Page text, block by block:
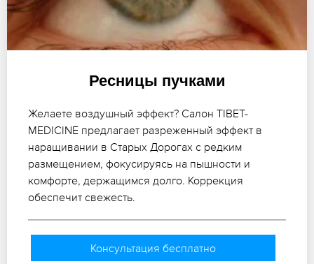
Ресницы пучками
Желаете воздушный эффект? Салон TIBET-
MEDICINE предлагает разреженный эффект в
наращивании в Старых Дорогах с редким
размещением, фокусируясь на пышности и
комфорте, держащимся долго. Коррекция
обеспечит свежесть.
Консультация бесплатно